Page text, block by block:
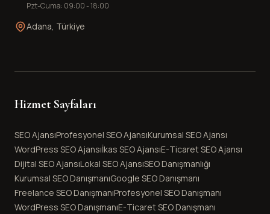
Pzt-Cuma: 09:00 - 18:00
Adana, Türkiye
Hizmet Sayfaları
SEO AjansıProfesyonel SEO AjansıKurumsal SEO Ajansı
WordPress SEO Ajansıİkas SEO AjansıE-Ticaret SEO Ajansı
Dijital SEO AjansıLokal SEO AjansıSEO Danışmanlığı
Kurumsal SEO DanışmanıGoogle SEO Danışmanı
Freelance SEO DanışmanıProfesyonel SEO Danışmanı
WordPress SEO DanışmanıE-Ticaret SEO Danışmanı